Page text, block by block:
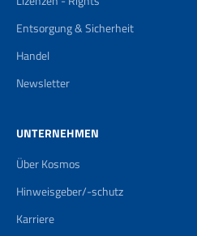
Entsorgung & Sicherheit
Handel
Newsletter
UNTERNEHMEN
Über Kosmos
Hinweisgeber/-schutz
Karriere